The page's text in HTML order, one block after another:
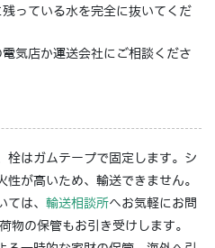
っている水を完全に抜いてくだ
気店か運送会社にご相談くださ
栓はガムテープで固定します。シ
性が高いため、輸送できません。
ては、 輸送相談所へお気軽にお問
物の保管もお引き受けします。